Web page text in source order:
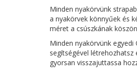
Minden nyakörvünk
a nyakörvek könnyűek és
méret a csúszkának
Minden nyakörvünk egyedi
segítségével
gyorsan visszajuttassa